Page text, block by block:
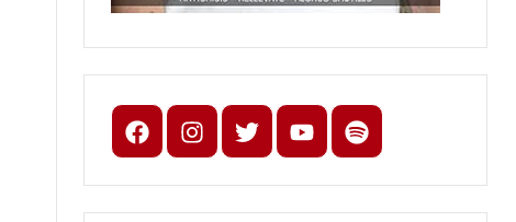
FacebookInstagram
X youtubespotify